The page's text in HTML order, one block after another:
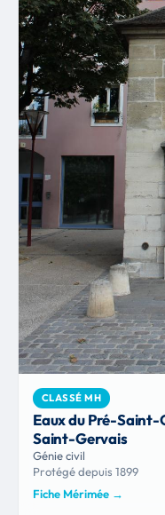
CLASSÉ MH
Eaux du Pré-Saint-
Saint-Gervais
Génie civil
Protégé depuis 1899
Fiche Mérimée →